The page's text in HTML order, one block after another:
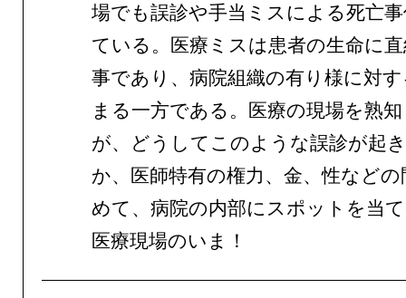
場でも誤診や手当ミスによる死亡
ている。医療ミスは患者の生命に
事であり、病院組織の有り様に対
まる一方である。医療の現場を熟
が、どうしてこのような誤診が起
か、医師特有の権力、金、性など
めて、病院の内部にスポットを当
医療現場のいま！